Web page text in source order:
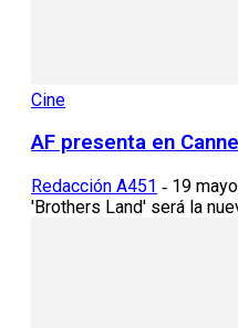
Cine
AF presenta en
Redacción A451 - 19
'Brothers Land' será la